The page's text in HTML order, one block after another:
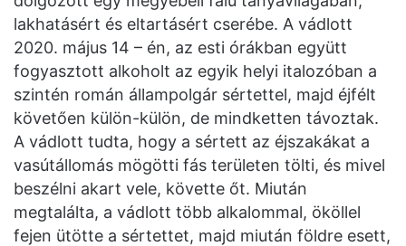
lakhatásért és eltartásért cserébe. A vádlott
2020. május 14 – én, az esti órákban együtt
fogyasztott alkoholt az egyik helyi italozóban a
szintén román állampolgár sértettel, majd éjfélt
követően külön-külön, de mindketten távoztak.
A vádlott tudta, hogy a sértett az éjszakákat a
vasútállomás mögötti fás területen tölti, és mivel
beszélni akart vele, követte őt. Miután
megtalálta, a vádlott több alkalommal, ököllel
fejen ütötte a sértettet, majd miután földre esett,